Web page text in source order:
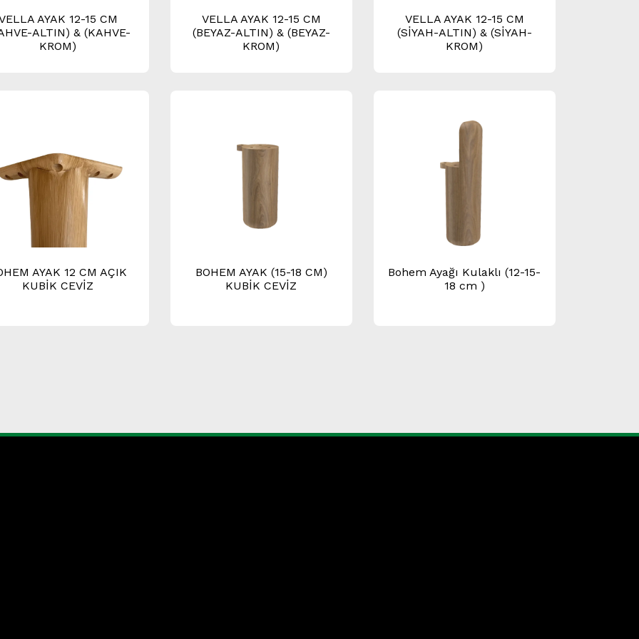
AYAK 12-15 CM
ALTIN) & (KAHVE-
KROM)
VELLA AYAK 12-15 CM
(BEYAZ-ALTIN) & (BEYAZ-
KROM)
VELLA AYAK 12-15 CM
(SİYAH-ALTIN) & (SİYAH-
KROM)
AYAK 12 CM AÇIK
KUBİK CEVİZ
BOHEM AYAK (15-18 CM)
KUBİK CEVİZ
Bohem Ayağı Kulaklı (12-15-
18 cm )